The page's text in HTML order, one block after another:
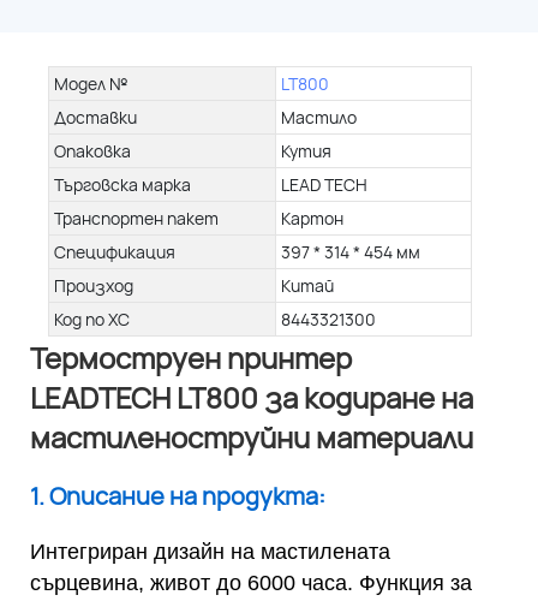
Модел №
LT800
Доставки
Мастило
Опаковка
Кутия
Търговска марка
LEAD TECH
Транспортен пакет
Картон
Спецификация
397 * 314 * 454 мм
Произход
Китай
Код по ХС
8443321300
Термоструен принтер
LEADTECH LT800 за кодиране на
мастиленоструйни материали
1. Описание на продукта:
Интегриран дизайн на мастилената
сърцевина, живот до 6000 часа. Функция за